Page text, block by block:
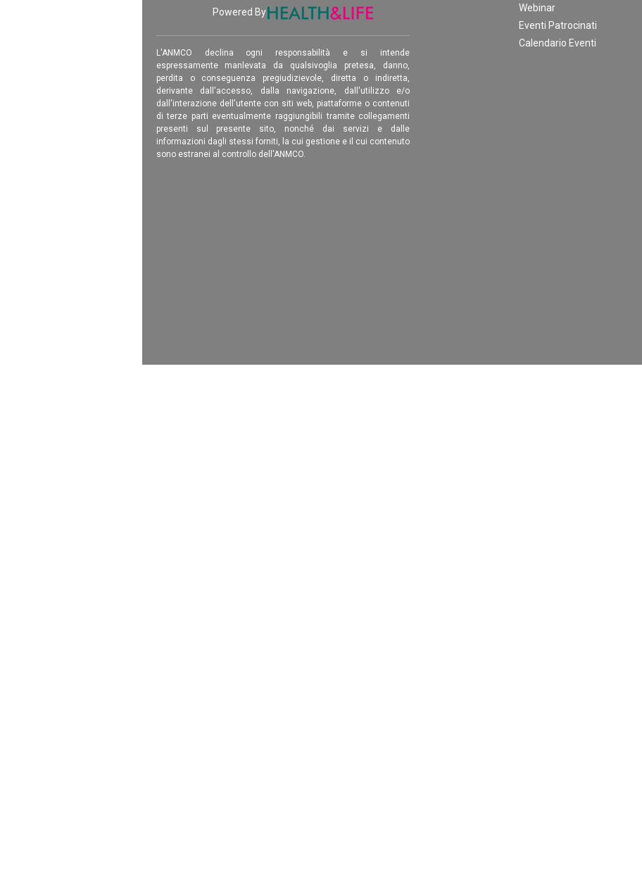
Powered By
L'ANMCO declina ogni responsabilità e si intende
espressamente manlevata da qualsivoglia pretesa, danno,
perdita o conseguenza pregiudizievole, diretta o indiretta,
derivante dall'accesso, dalla navigazione, dall'utilizzo e/o
dall'interazione dell'utente con siti web, piattaforme o contenuti
di terze parti eventualmente raggiungibili tramite collegamenti
presenti sul presente sito, nonché dai servizi e dalle
informazioni dagli stessi forniti, la cui gestione e il cui contenuto
sono estranei al controllo dell'ANMCO.
Webinar
Eventi Patrocinati
Calendario Eventi